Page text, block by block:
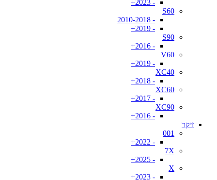
- 2023+
S60
- 2010-2018
- 2019+
S90
- 2016+
V60
- 2019+
XC40
- 2018+
XC60
- 2017+
XC90
- 2016+
זיקר
001
- 2022+
7X
- 2025+
X
- 2023+